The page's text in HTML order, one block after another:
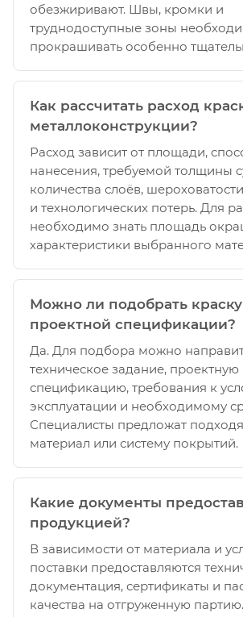
обезжиривают. Швы, кромки и
труднодоступные зоны
прокрашивать особенно
Как рассчитать расход
металлоконструкции?
Расход зависит от площади,
нанесения, требуемой толщины
количества слоёв,
и технологических потерь. Для
необходимо знать площадь
характеристики выбранного
Можно ли подобрать
проектной спецификации?
Да. Для подбора можно
техническое задание, проектную
спецификацию, требования к
эксплуатации и необходимому
Специалисты предложат
материал или систему покрытий.
Какие документы
продукцией?
В зависимости от материала и
поставки предоставляются
документация, сертификаты и
качества на отгруженную партию.